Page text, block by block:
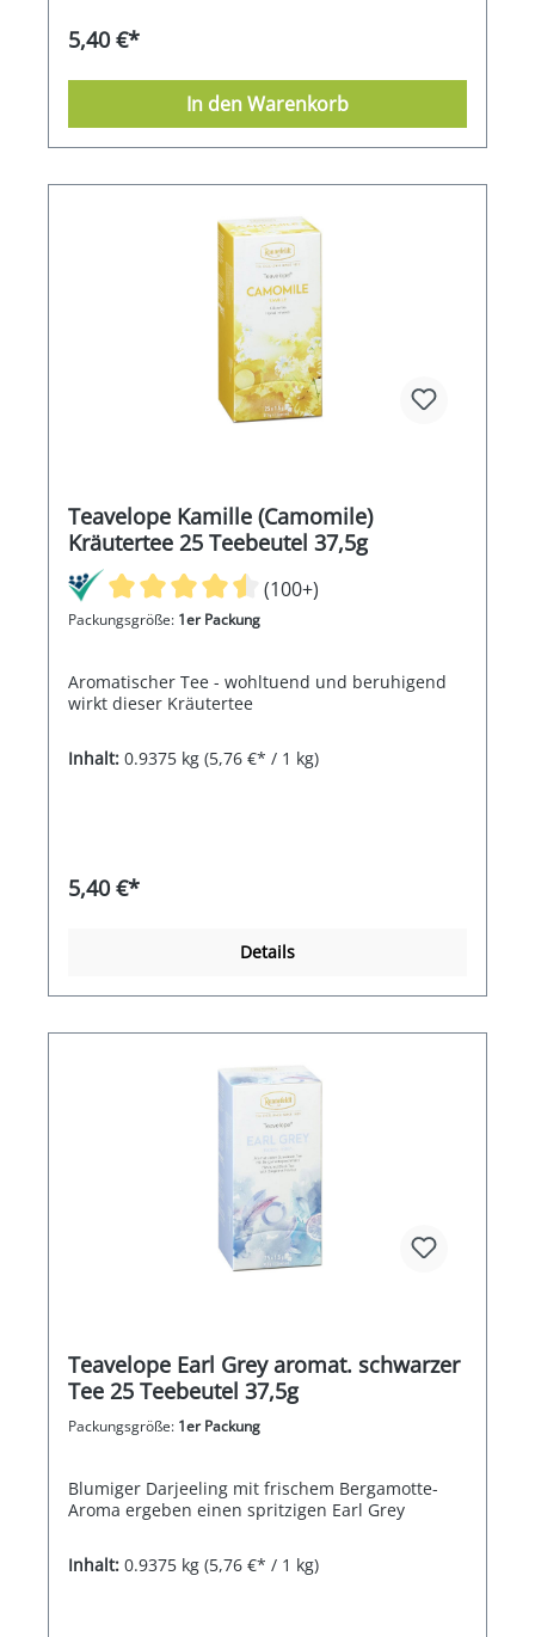
5,40 €*
In den Warenkorb
Teavelope Kamille (Camomile)
Kräutertee 25 Teebeutel 37,5g
(100+)
Packungsgröße: 1er Packung
Aromatischer Tee - wohltuend und beruhigend
wirkt dieser Kräutertee
Inhalt: 0.9375 kg (5,76 €* / 1 kg)
5,40 €*
Details
Teavelope Earl Grey aromat. schwarzer
Tee 25 Teebeutel 37,5g
Packungsgröße: 1er Packung
Blumiger Darjeeling mit frischem Bergamotte-
Aroma ergeben einen spritzigen Earl Grey
Inhalt: 0.9375 kg (5,76 €* / 1 kg)